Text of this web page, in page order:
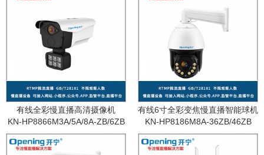
有线全彩慢直播高清摄像机
KN-HP8866M3A/5A/8A-ZB/6ZB
有线6寸全彩变焦慢直播智能球机
KN-HP8186M8A-36ZB/46ZB